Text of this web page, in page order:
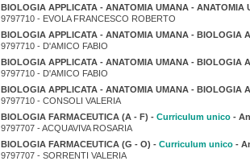
BIOLOGIA APPLICATA - ANATOMIA UMANA - ANATOMIA
9797710 - EVOLA FRANCESCO ROBERTO
BIOLOGIA APPLICATA - ANATOMIA UMANA - BIOLOGIA
9797710 - D'AMICO FABIO
BIOLOGIA APPLICATA - ANATOMIA UMANA - BIOLOGIA
9797710 - D'AMICO FABIO
BIOLOGIA APPLICATA - ANATOMIA UMANA - BIOLOGIA
9797710 - CONSOLI VALERIA
BIOLOGIA FARMACEUTICA (A - F) - Curriculum unico -
9797707 - ACQUAVIVA ROSARIA
BIOLOGIA FARMACEUTICA (G - O) - Curriculum unico -
9797707 - SORRENTI VALERIA